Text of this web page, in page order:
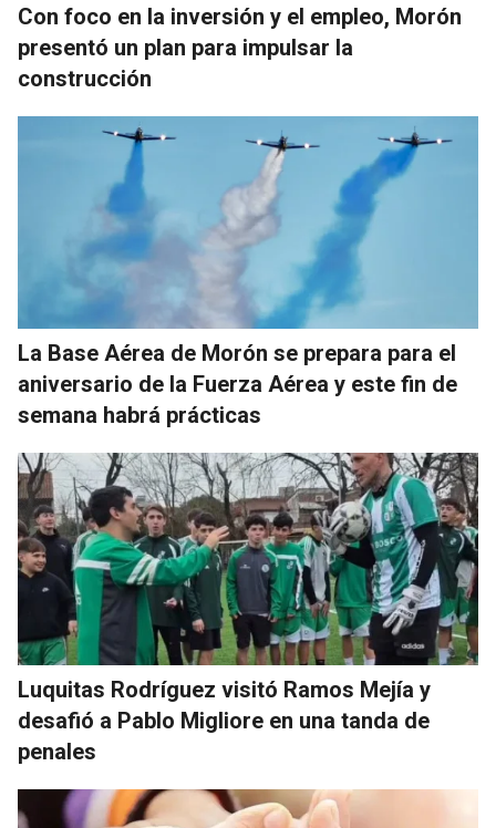
Con foco en la inversión y el empleo, Morón
presentó un plan para impulsar la
construcción
La Base Aérea de Morón se prepara para el
aniversario de la Fuerza Aérea y este fin de
semana habrá prácticas
Luquitas Rodríguez visitó Ramos Mejía y
desafió a Pablo Migliore en una tanda de
penales